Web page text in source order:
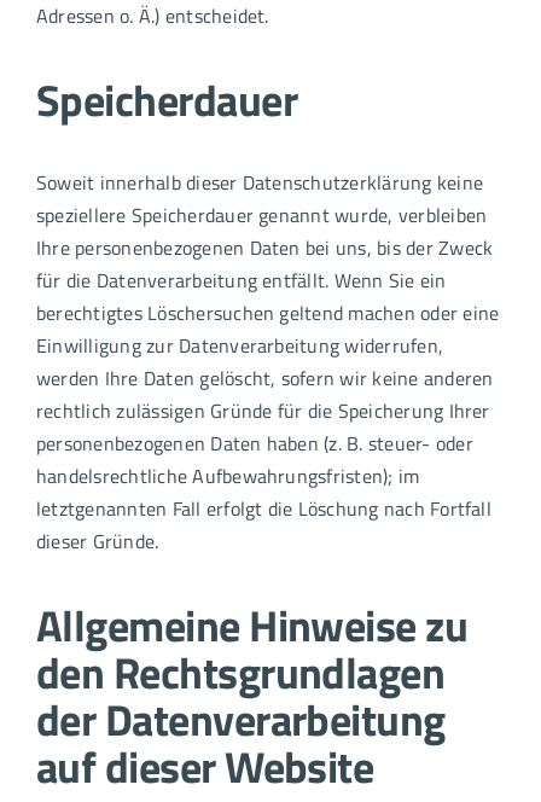
Adressen o. Ä.) entscheidet.
Speicherdauer
Soweit innerhalb dieser Datenschutzerklärung keine
speziellere Speicherdauer genannt wurde, verbleiben
Ihre personenbezogenen Daten bei uns, bis der Zweck
für die Datenverarbeitung entfällt. Wenn Sie ein
berechtigtes Löschersuchen geltend machen oder eine
Einwilligung zur Datenverarbeitung widerrufen,
werden Ihre Daten gelöscht, sofern wir keine anderen
rechtlich zulässigen Gründe für die Speicherung Ihrer
personenbezogenen Daten haben (z. B. steuer- oder
handelsrechtliche Aufbewahrungsfristen); im
letztgenannten Fall erfolgt die Löschung nach Fortfall
dieser Gründe.
Allgemeine Hinweise zu
den Rechtsgrundlagen
der Datenverarbeitung
auf dieser Website